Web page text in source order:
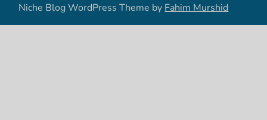
Niche Blog WordPress Theme by Fahim Murshid